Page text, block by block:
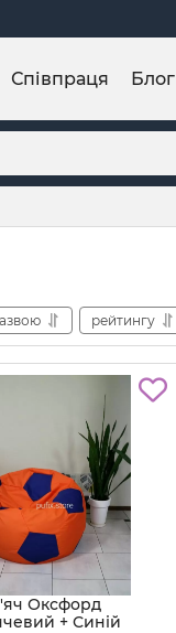
Співпраця Блог
рейтингу
Оксфорд
+ Синій